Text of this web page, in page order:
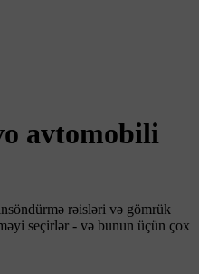
avtomobili
rəisləri və gömrük
seçirlər - və bunun üçün çox